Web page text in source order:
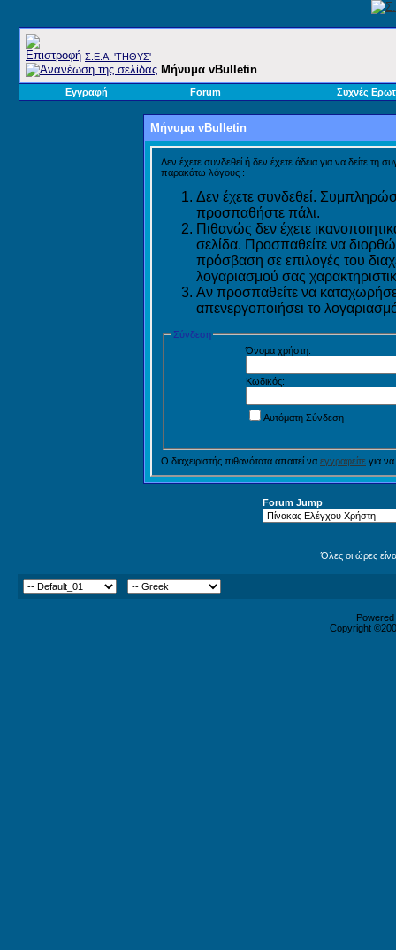
Σ.E.A. 'ΤΗΘΥΣ'
Μήνυμα vBulletin
Εγγραφή Forum Συχνές
Μήνυμα vBulletin
Δεν έχετε συνδεθεί ή δεν έχετε άδεια για να δείτε τη
παρακάτω λόγους :
Δεν έχετε συνδεθεί.
προσπαθήστε πάλι.
Πιθανώς δεν έχετε
σελίδα. Προσπαθείτε να
πρόσβαση σε επιλογές του
λογαριασμού σας
Αν προσπαθείτε να
απενεργοποιήσει το
Σύνδεση
Όνομα χρήστη:
Κωδικός:
Αυτόματη Σύνδεση
Ο διαχειριστής πιθανότατα απαιτεί να εγγραφείτε για
Forum Jump
Όλες οι ώρες
Copyright